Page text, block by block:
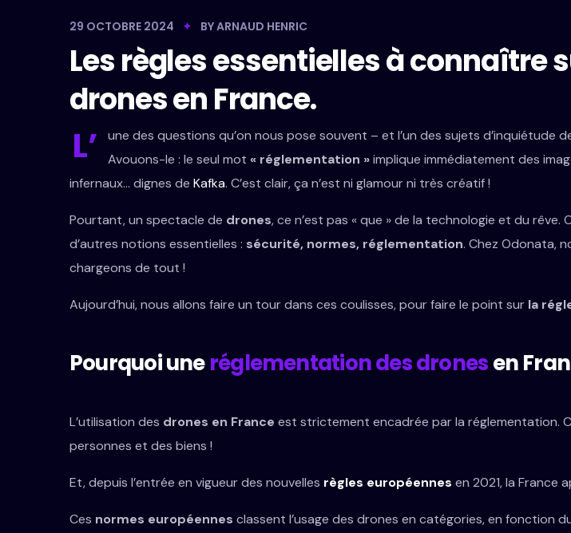
29 OCTOBRE 2024 BYARNAUD HENRIC
Les règles essentielles à connaître
drones en France.
L’ une des questions qu’on nous pose souvent – et l’un des sujets d’inquiétude
Avouons-le : le seul mot « réglementation »implique immédiatement des
infernaux… dignes de Kafka. C’est clair, ça n’est ni glamour ni très créatif !
Pourtant, un spectacle de drones, ce n’est pas « que » de la technologie et du
d’autres notions essentielles : sécurité, normes, réglementation. Chez Odonata,
chargeons de tout !
Aujourd’hui, nous allons faire un tour dans ces coulisses, pour faire le point sur la
Pourquoi uneréglementation des dronesen
L’utilisation des drones en France est strictement encadrée par la réglementation.
personnes et des biens !
Et, depuis l’entrée en vigueur des nouvelles règles européennes en 2021, la France
Ces normes européennes classent l’usage des drones en catégories, en fonction